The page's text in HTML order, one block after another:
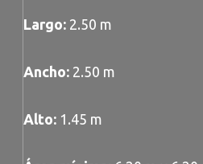
Largo:2.50 m
Ancho: 2.50 m
Alto: 1.45 m